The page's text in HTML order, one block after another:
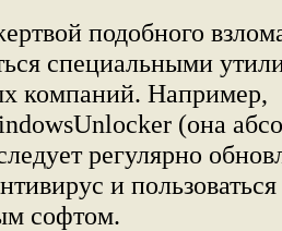
подобного
специальными
компаний. Например,
(она
регулярно
и
софтом.